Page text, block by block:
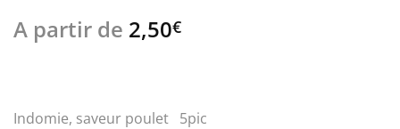
A partir de 2,50€
Indomie, saveur poulet 5pic